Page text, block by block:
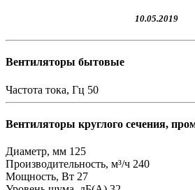
10.05.2019
Вентиляторы бытовые
Частота тока, Гц 50
Вентиляторы круглого сечения,
Диаметр, мм 125
Производительность, м³/ч 240
Мощность, Вт 27